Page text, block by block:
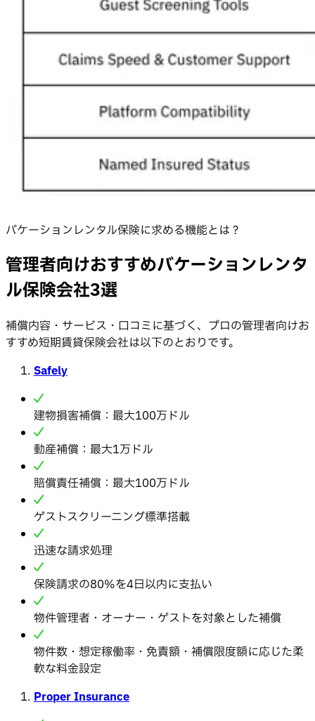
バケーションレンタル保険に求める機能とは？
管理者向けおすすめバケーションレンタ
ル保険会社3選
補償内容・サービス・口コミに基づく、プロの管理者向けお
すすめ短期賃貸保険会社は以下のとおりです。
Safely
建物損害補償：最大100万ドル
動産補償：最大1万ドル
賠償責任補償：最大100万ドル
ゲストスクリーニング標準搭載
迅速な請求処理
保険請求の80%を4日以内に支払い
物件管理者・オーナー・ゲストを対象とした補償
物件数・想定稼働率・免責額・補償限度額に応じた柔
軟な料金設定
Proper Insurance